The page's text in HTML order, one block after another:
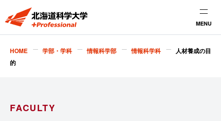
MENU
HOME 学部・学科 情報科学部 情報科学科
人材養成の目
的
FACULTY